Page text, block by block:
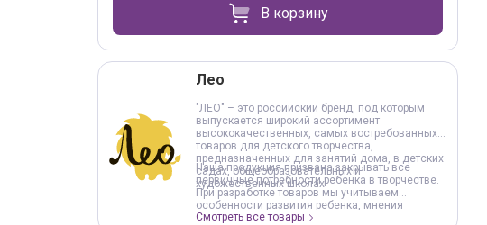
В корзину
Лео
"ЛЕО" – это российский бренд, под которым
выпускается широкий ассортимент
высококачественных, самых востребованных
товаров для детского творчества,
предназначенных для занятий дома, в детских
садах, общеобразовательных и
художественных школах.
Наша продукция призвана закрывать все
первичные потребности ребенка в творчестве.
При разработке товаров мы учитываем
особенности развития ребенка, мнения
экспертов отрасли, педагогов и психологов.
Смотреть все товары